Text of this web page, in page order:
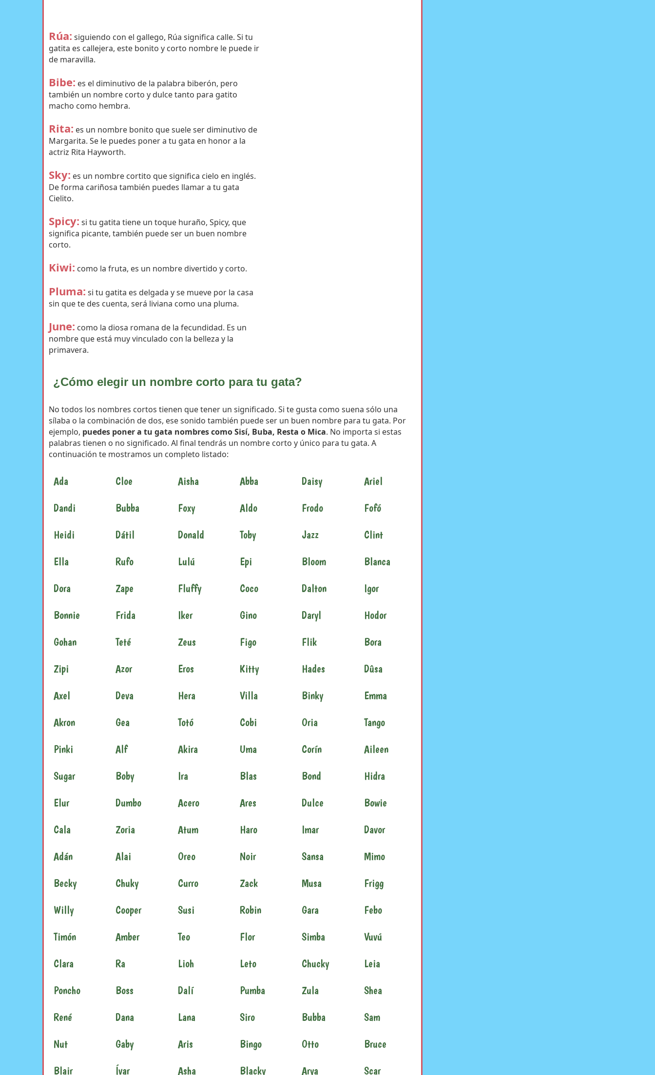
Rúa: siguiendo con el gallego, Rúa significa calle. Si tu
gatita es callejera, este bonito y corto nombre le puede ir
de maravilla.
Bibe: es el diminutivo de la palabra biberón, pero
también un nombre corto y dulce tanto para gatito
macho como hembra.
Rita: es un nombre bonito que suele ser diminutivo de
Margarita. Se le puedes poner a tu gata en honor a la
actriz Rita Hayworth.
Sky: es un nombre cortito que significa cielo en inglés.
De forma cariñosa también puedes llamar a tu gata
Cielito.
Spicy: si tu gatita tiene un toque huraño, Spicy, que
significa picante, también puede ser un buen nombre
corto.
Kiwi: como la fruta, es un nombre divertido y corto.
Pluma: si tu gatita es delgada y se mueve por la casa
sin que te des cuenta, será liviana como una pluma.
June: como la diosa romana de la fecundidad. Es un
nombre que está muy vinculado con la belleza y la
primavera.
¿Cómo elegir un nombre corto para tu gata?
No todos los nombres cortos tienen que tener un significado. Si te gusta como suena sólo una
sílaba o la combinación de dos, ese sonido también puede ser un buen nombre para tu gata. Por
ejemplo, puedes poner a tu gata nombres como Sisí, Buba, Resta o Mica. No importa si estas
palabras tienen o no significado. Al final tendrás un nombre corto y único para tu gata. A
continuación te mostramos un completo listado:
Ada Cloe Aisha Abba Daisy Ariel
Dandi Bubba Foxy Aldo Frodo Fofó
Heidi Dátil Donald Toby Jazz Clint
Ella Rufo Lulú Epi Bloom Blanca
Dora Zape Fluffy Coco Dalton Igor
Bonnie Frida Iker Gino Daryl Hodor
Gohan Teté Zeus Figo Flik Bora
Zipi Azor Eros Kitty Hades Dûsa
Axel Deva Hera Villa Binky Emma
Akron Gea Totó Cobi Oria Tango
Pinki Alf Akira Uma Corín Aileen
Sugar Boby Ira Blas Bond Hidra
Elur Dumbo Acero Ares Dulce Bowie
Cala Zoria Atum Haro Imar Davor
Adán Alai Oreo Noir Sansa Mimo
Becky Chuky Curro Zack Musa Frigg
Willy Cooper Susi Robin Gara Febo
Timón Amber Teo Flor Simba Vuvú
Clara Ra Lioh Leto Chucky Leia
Poncho Boss Dalí Pumba Zula Shea
René Dana Lana Siro Bubba Sam
Nut Gaby Aris Bingo Otto Bruce
Blair Ívar Asha Blacky Arya Scar